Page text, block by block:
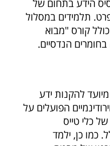
הידע בתחום של
תלמידים במסלול
חובה כולל קורס "מבוא
הנדסיים.
להקנות ידע
הפועלים על
כלי טייס
כמו כן, ילמד